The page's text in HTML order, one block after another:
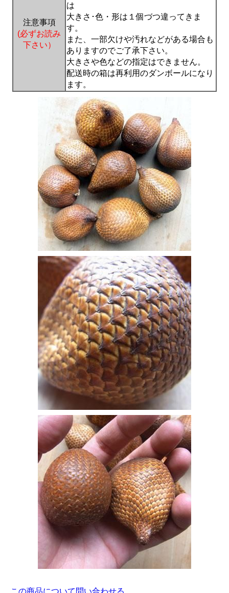
注意事項
(必ずお読み
下さい）
は
大きさ･色・形は１個づつ違ってきま
す。
また、一部欠けや汚れなどがある場合も
ありますのでご了承下さい。
大きさや色などの指定はできません。
配送時の箱は再利用のダンボールになり
ます。
この商品について問い合わせる